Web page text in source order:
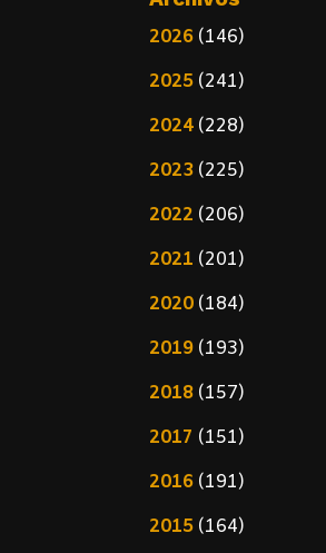
2026 (146)
2025 (241)
2024 (228)
2023 (225)
2022 (206)
2021 (201)
2020 (184)
2019 (193)
2018 (157)
2017 (151)
2016 (191)
2015 (164)